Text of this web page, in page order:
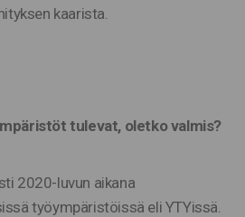
kaarista.
tulevat, oletko valmis?
2020-luvun aikana
työympäristöissä eli YTYissä.